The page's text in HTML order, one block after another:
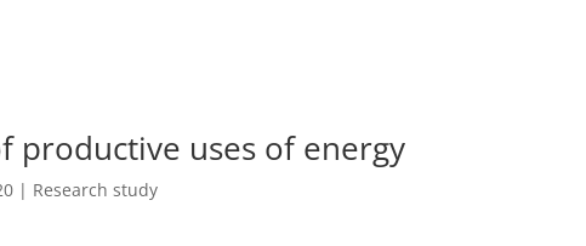
productive uses of energy
| Research study